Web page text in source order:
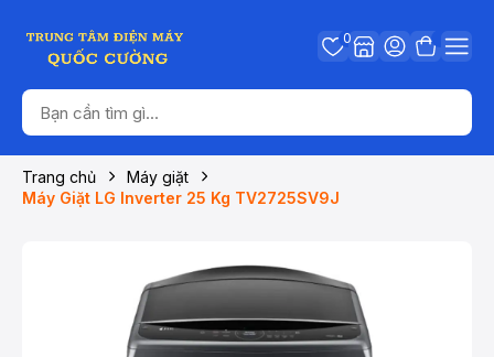
0
Trang chủ
Máy giặt
Máy Giặt LG Inverter 25 Kg TV2725SV9J